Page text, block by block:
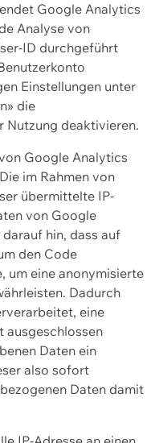
Google Analytics
Analyse von
ID durchgeführt
Einstellungen unter
die
Nutzung deaktivieren.
Google Analytics
im Rahmen von
übermittelte IP-
von Google
hin, dass auf
den Code
um eine anonymisierte
Dadurch
eine
ausgeschlossen
Daten ein
also sofort
Daten damit